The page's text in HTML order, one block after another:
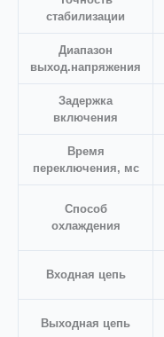
стабилизации
Диапазон
выход.напряжения
Задержка
включения
Время
переключения, мс
Способ
охлаждения
Входная цепь
Выходная цепь